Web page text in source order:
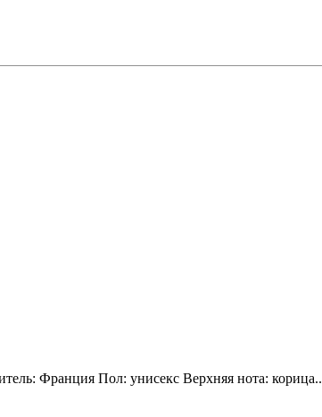
Франция Пол: унисекс Верхняя нота: корица..